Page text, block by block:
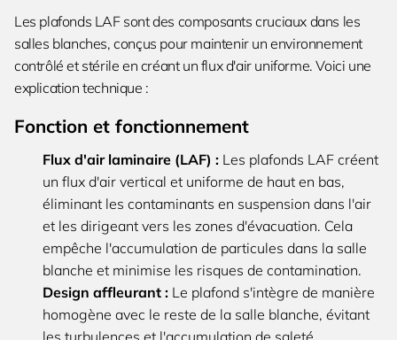
Les plafonds LAF sont des composants cruciaux dans les
salles blanches, conçus pour maintenir un environnement
contrôlé et stérile en créant un flux d'air uniforme. Voici une
explication technique :
Fonction et fonctionnement
Flux d'air laminaire (LAF) : Les plafonds LAF créent
un flux d'air vertical et uniforme de haut en bas,
éliminant les contaminants en suspension dans l'air
et les dirigeant vers les zones d'évacuation. Cela
empêche l'accumulation de particules dans la salle
blanche et minimise les risques de contamination.
Design affleurant : Le plafond s'intègre de manière
homogène avec le reste de la salle blanche, évitant